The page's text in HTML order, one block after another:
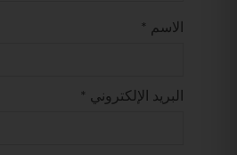
الاسم *
البريد الإلكتروني *